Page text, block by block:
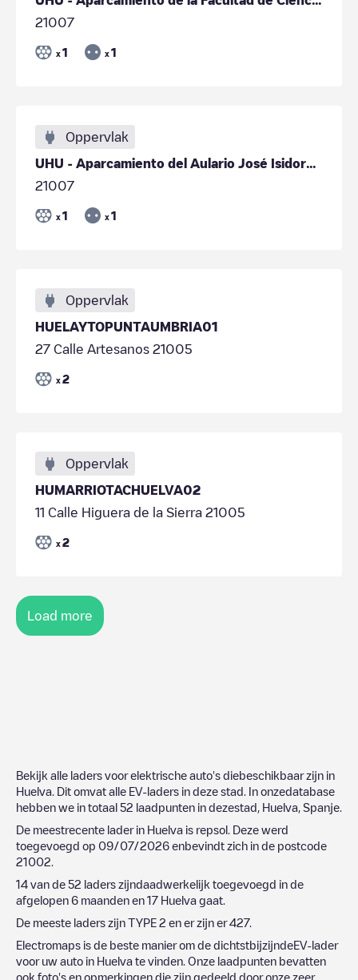
21007
x 1 x 1
Oppervlak
UHU - Aparcamiento del Aulario José Isidoro Morales
21007
x 1 x 1
Oppervlak
HUELAYTOPUNTAUMBRIA01
27 Calle Artesanos 21005
x 2
Oppervlak
HUMARRIOTACHUELVA02
11 Calle Higuera de la Sierra 21005
x 2
Load more
Bekijk alle laders voor elektrische auto's diebeschikbaar zijn in
Huelva . Dit omvat alle EV-laders in deze stad. In onzedatabase
hebben we in totaal 52 laadpunten in dezestad, Huelva Spanje
De meestrecente lader in Huelva is repsol . Deze werd
toegevoegd op 09/07/2026 enbevindt zich in de postcode
21002
14 van de 52 laders zijndaadwerkelijk toegevoegd in de
afgelopen 6 maanden en 17 Huelva gaat.
De meeste laders zijn TYPE 2 en er zijn er427.
Electromaps is de beste manier om de dichtstbijzijndeEV-lader
voor uw auto in Huelva te vinden. Onze laadpunten bevatten
ook foto's en opmerkingen die zijn gedeeld door onze zeer